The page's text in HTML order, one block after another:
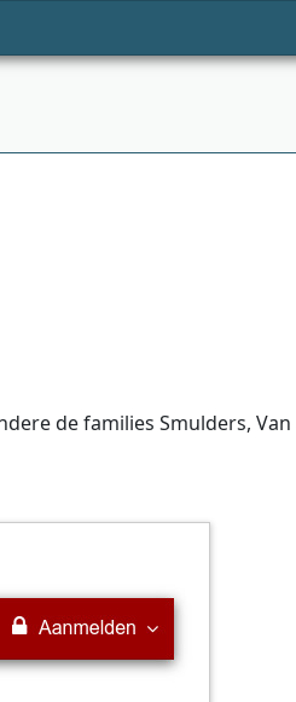
de families Smulders,